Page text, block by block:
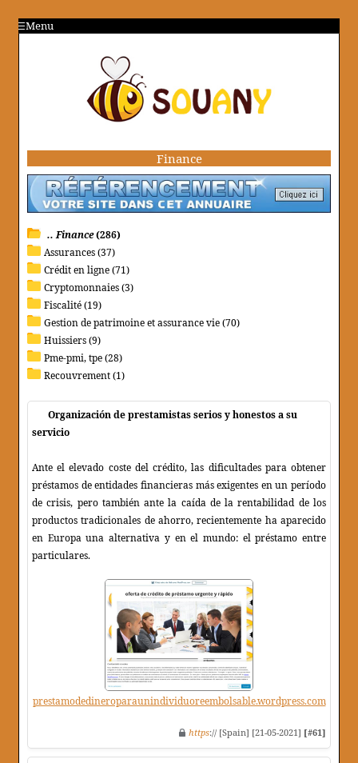
Menu
Finance
.. Finance(286)
Assurances (37)
Crédit en ligne (71)
Cryptomonnaies (3)
Fiscalité (19)
Gestion de patrimoine et assurance vie (70)
Huissiers (9)
Pme-pmi, tpe (28)
Recouvrement (1)
Organización de prestamistas serios y honestos a su
servicio
Ante el elevado coste del crédito, las dificultades para obtener
préstamos de entidades financieras más exigentes en un período
de crisis, pero también ante la caída de la rentabilidad de los
productos tradicionales de ahorro, recientemente ha aparecido
en Europa una alternativa y en el mundo: el préstamo entre
particulares.
prestamodedineroparaunindividuoreembolsable.wordpress.com
https:// [Spain] [21-05-2021] [#61]